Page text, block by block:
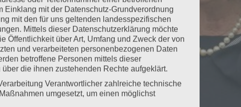
Einklang mit der Datenschutz-Grundverordnung
mit den für uns geltenden landesspezifischen
Mittels dieser Datenschutzerklärung möchte
Öffentlichkeit über Art, Umfang und Zweck der von
und verarbeiteten personenbezogenen Daten
betroffene Personen mittels dieser
die ihnen zustehenden Rechte aufgeklärt.
Verantwortlicher zahlreiche technische
umgesetzt, um einen möglichst